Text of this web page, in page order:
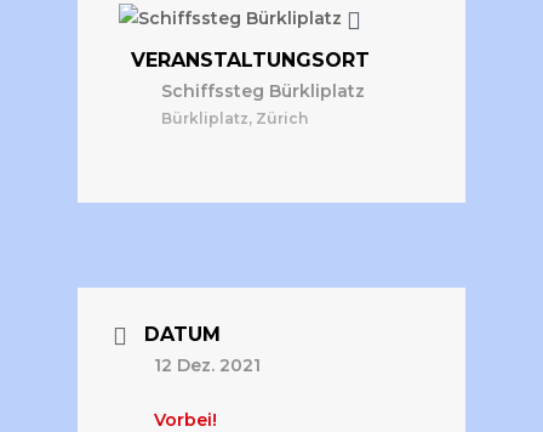
VERANSTALTUNGSORT
Schiffssteg Bürkliplatz
Bürkliplatz, Zürich
DATUM
12 Dez. 2021
Vorbei!